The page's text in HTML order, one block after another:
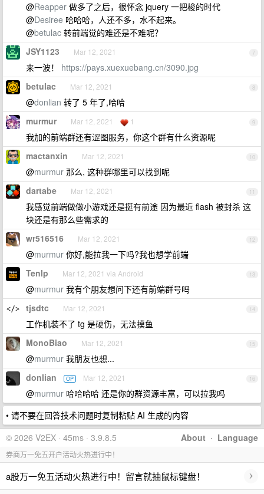
@Reapper 做多了之后，很怀念 jquery 一把梭的时代
@Desiree 哈哈哈，人还不多，水不起来。
@betulac 转前端觉的难还是不难呢？
7
JSY1123 Mar 12, 2021
来一波！ https://pays.xuexuebang.cn/3090.jpg
8
betulac Mar 12, 2021
@donlian 转了 5 年了,哈哈
9
murmur Mar 12, 2021 1
我加的前端群还有涩图服务，你这个群有什么资源呢
10
mactanxin Mar 12, 2021
@murmur 那么, 这种群哪里可以找到呢
11
dartabe Mar 12, 2021
我感觉前端做做小游戏还是挺有前途 因为最近 flash 被封杀 这
块还是有那么些需求的
12
wr516516 Mar 12, 2021
@murmur 你好,能拉我一下吗?我也想学前端
13
Tenlp Mar 12, 2021 via Android
@murmur 我有个朋友想问下还有前端群号吗
14
tjsdtc Mar 12, 2021
工作机装不了 tg 是硬伤，无法摸鱼
15
MonoBiao Mar 12, 2021
@murmur 我朋友也想...
16
donlian OP Mar 12, 2021
@murmur 哈哈哈哈 还是你的群资源丰富，可以拉我吗
• 请不要在回答技术问题时复制粘贴 AI 生成的内容
About · Language
© 2026 V2EX · 45ms · 3.9.8.5
券商万一免五开户活动火热进行中！
a股万一免五活动火热进行中！留言就抽鼠标键盘！ ›